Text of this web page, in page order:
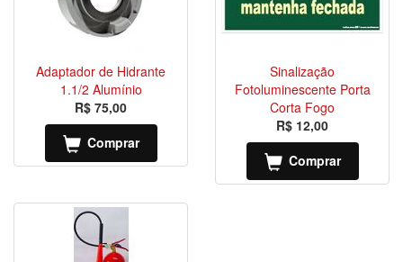
Adaptador de Hidrante
1.1/2 Alumínio
R$ 75,00
Comprar
Sinalização
Fotoluminescente Porta
Corta Fogo
R$ 12,00
Comprar